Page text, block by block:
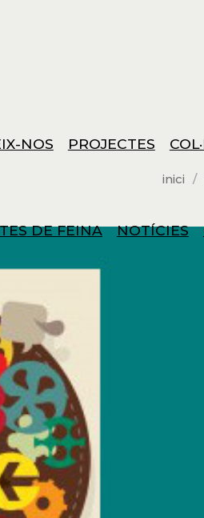
NOS PROJECTES
DE FEINA NOTÍCIES
inici